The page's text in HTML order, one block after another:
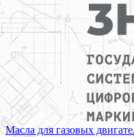
Масла для газовых